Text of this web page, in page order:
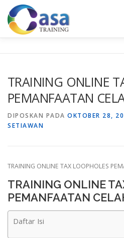
Lompat
konten
KONTAK KAMI SERTIFIKASI
TRAINING ONLINE
PEMANFAATAN
DIPOSKAN PADA OKTOBER 28,
SETIAWAN
TRAINING ONLINE TAX LOOPHOLES
TRAINING ONLINE
PEMANFAATAN
Daftar Isi